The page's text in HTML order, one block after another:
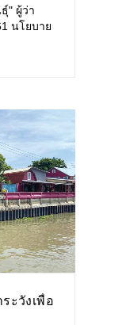
" ผู้ว่า
นโยบาย
ะวังเพื่อ